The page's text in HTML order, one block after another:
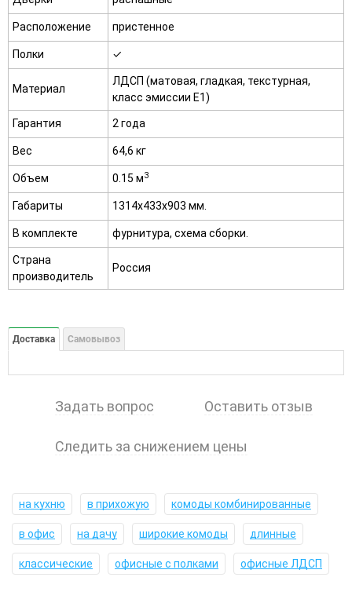
Расположение пристенное
Полки ✓
Материал
ЛДСП (матовая, гладкая, текстурная,
класс эмиссии E1)
Гарантия 2 года
Вес 64,6 кг
Объем 0.15 м3
Габариты 1314х433х903 мм.
В комплекте фурнитура, схема сборки.
Страна
производитель
Россия
Доставка Самовывоз
Задать вопрос Оставить отзыв
Следить за снижением цены
на кухню в прихожую комоды комбинированные
в офис на дачу широкие комоды длинные
классические офисные с полками офисные ЛДСП